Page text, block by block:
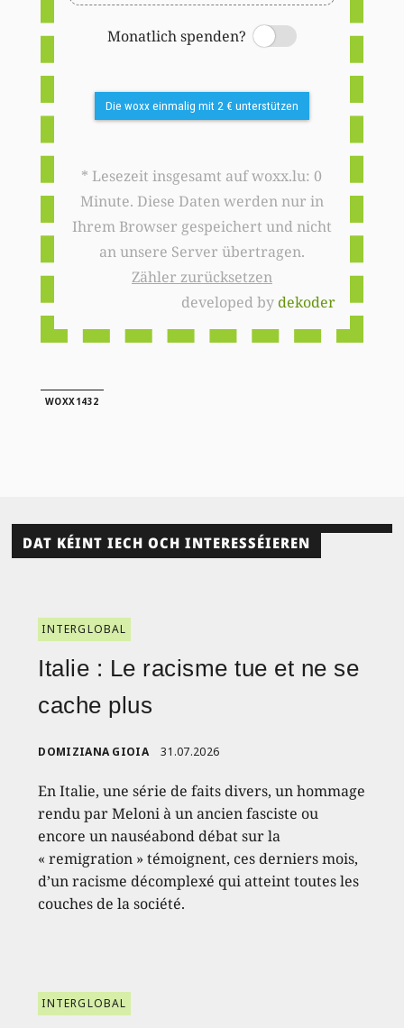
Monatlich spenden?
Switch
Die woxx einmalig mit 2 € unterstützen
* Lesezeit insgesamt auf woxx.lu: 0
Minute. Diese Daten werden nur in
Ihrem Browser gespeichert und nicht
an unsere Server übertragen.
Zähler zurücksetzen
developed bydekoder
WOXX1432
DAT KÉINT IECH OCH INTERESSÉIEREN
INTERGLOBAL
Italie : Le racisme tue et ne se
cache plus
DOMIZIANA GIOIA 31.07.2026
En Italie, une série de faits divers, un hommage
rendu par Meloni à un ancien fasciste ou
encore un nauséabond débat sur la
« remigration » témoignent, ces derniers mois,
d’un racisme décomplexé qui atteint toutes les
couches de la société.
INTERGLOBAL